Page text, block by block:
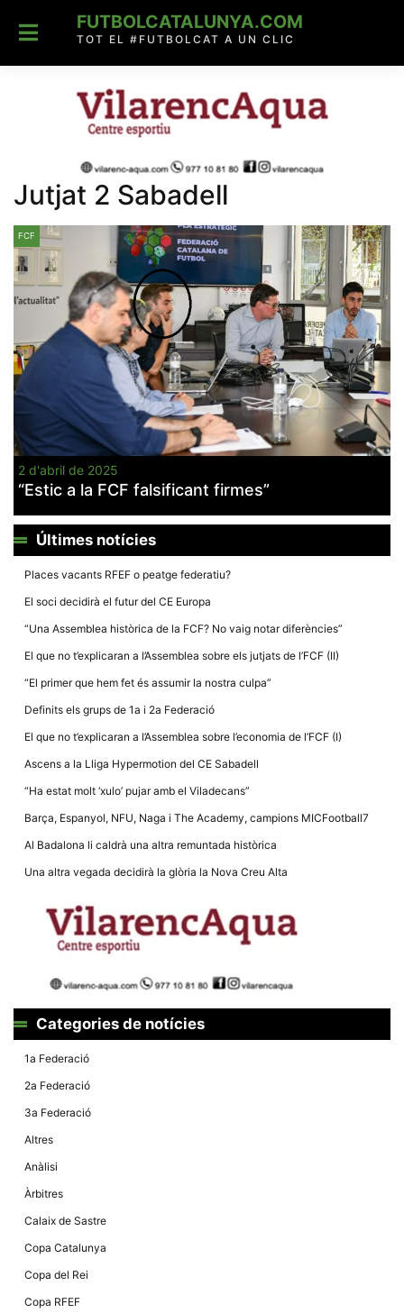
content
FUTBOLCATALUNYA.COM
TOT EL #FUTBOLCAT A UN CLIC
Jutjat 2 Sabadell
FCF
2 d'abril de 2025
“Estic a la FCF falsificant firmes”
Últimes notícies
Places vacants RFEF o peatge federatiu?
El soci decidirà el futur del CE Europa
“Una Assemblea històrica de la FCF? No vaig notar diferències”
El que no t’explicaran a l’Assemblea sobre els jutjats de l’FCF (II)
“El primer que hem fet és assumir la nostra culpa”
Definits els grups de 1a i 2a Federació
El que no t’explicaran a l’Assemblea sobre l’economia de l’FCF (I)
Ascens a la Lliga Hypermotion del CE Sabadell
“Ha estat molt ‘xulo’ pujar amb el Viladecans”
Barça, Espanyol, NFU, Naga i The Academy, campions MICFootball7
Al Badalona li caldrà una altra remuntada històrica
Una altra vegada decidirà la glòria la Nova Creu Alta
Categories de notícies
1a Federació
2a Federació
3a Federació
Altres
Anàlisi
Àrbitres
Calaix de Sastre
Copa Catalunya
Copa del Rei
Copa RFEF
Aquestes
tècnic de la
dades
de manera
del lloc web
la funcionalitat
i la seva
estructura.
d'usuari
Alguns
components
emmagatzemen
dades en el seu
dispositiu que